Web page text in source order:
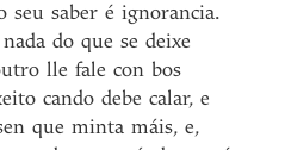
seu saber é ignorancia.
do que se deixe
lle fale con bos
cando debe calar, e
que minta máis, e,